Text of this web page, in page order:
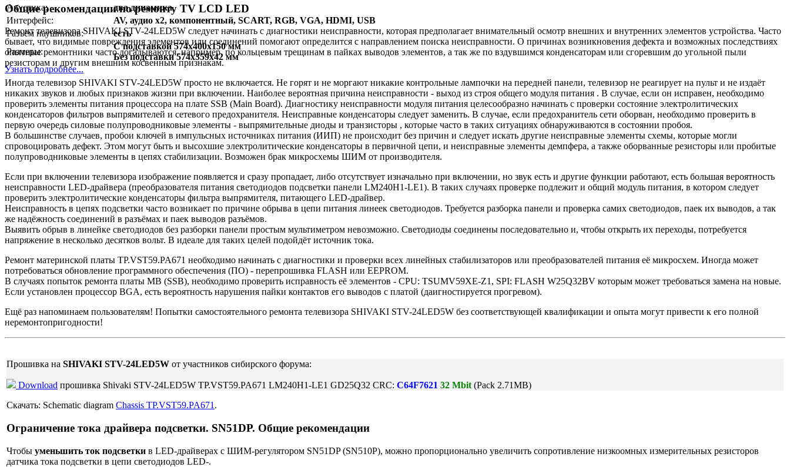
Акустика:
два динамика
Интерфейс:
AV, аудио x2, компонентный, SCART, RGB, VGA, HDMI, USB
Разъём наушников:
есть
Размеры:
C подставкой 574x400x150 мм
Без подставки 574x359x42 мм
Узнать подробнее...
Общие рекомендации по ремонту TV LCD LED
Ремонт телевизора SHIVAKI STV-24LED5W следует начинать с диагностики неисправности, которая предполагает внимательный осмотр внешних и внутренних элементов устройства. Часто
бывает, что видимые повреждения элементов или соединений помогают определится с направлением поиска неисправности. О причинах возникновения дефекта и возможных последствиях
опытные ремонтники часто догадываются, например, по кольцевым трещинам в пайках выводов элементов, а так же по вздувшимся конденсаторам или сгоревшим до угольной пыли
резисторам и другим внешним косвенным признакам.
Иногда телевизор SHIVAKI STV-24LED5W просто не включается. Не горят и не моргают никакие контрольные лампочки на передней панели, телевизор не реагирует на пульт и не издаёт
никаких звуков и любых признаков жизни при включении. Наиболее вероятная причина неисправности - выход из строя общего модуля питания . В случае, если он исправен, необходимо
проверить элементы питания процессора на плате SSB (Main Board). Диагностику неисправности модуля питания целесообразно начинать с проверки состояние электролитических
конденсаторов фильтров выпрямителей и сетевого предохранителя. Неисправные конденсаторы следует заменить. В случае, если предохранитель сети оборван, необходимо проверить в
первую очередь силовые полупроводниковые элементы - выпрямительные диоды и транзисторы , которые часто в таких ситуациях обнаруживаются в состоянии пробоя.
В большинстве случаев, пробои ключей в импульсных источниках питания (ИИП) не происходит без причин и следует искать другие неисправные элементы схемы, которые могли
спровоцировать дефект. Этом могут быть и высохшие электролитические конденсаторы в первичной цепи, и неисправные элементы демпфера, а также оборванные резисторы или пробитые
полупроводниковые элементы в цепях стабилизации. Возможен брак микросхемы ШИМ от производителя.
Если при включении телевизора изображение появляется и сразу пропадает, либо отсутствует изначально при включении, но звук есть и другие функции работают, есть большая вероятность
неисправности LED-драйвера (преобразователя питания светодиодов подсветки панели LM240H1-LE1). В таких случаях проверке подлежит и общий модуль питания, в котором следует
проверить электролитические конденсаторы фильтра выпрямителя, питающего LED-драйвер.
Неисправность в цепях подсветки часто возникает по причине обрыва в цепи питания линеек светодиодов. Требуется разборка панели и проверка самих светодиодов, паек их выводов, а так
же надёжность соединений в разъёмах и паек выводов разъёмов.
Выявить обрыв в линейке светодиодов без разборки панели простым мультиметром невозможно. Светодиоды соединены последовательно и, чтобы открыть их переходы, потребуется
напряжение в несколько десятков вольт. В идеале для таких целей подойдёт источник тока.
Ремонт материнской платы TP.VST59.PA671 необходимо начинать с диагностики и проверки всех линейных стабилизаторов или преобразователей питания её микросхем. Иногда может
потребоваться обновление программного обеспечения (ПО) - перепрошивка FLASH или EEPROM.
В случаях попыток ремонта платы MB (SSB), необходимо проверить исправность её элементов - CPU: TSUMV59XE-Z1, SPI: FLASH W25Q32BV которым может требоваться замена на новые.
Если установлен процессор BGA, есть вероятность нарушения пайки контактов его выводов с платой (даигностируется прогревом).
Ещё раз напоминаем пользователям! Попытки самостоятельного ремонта телевизора SHIVAKI STV-24LED5W без соответствующей квалификации и опыта могут привести к его полной
неремонтопригодности!
Прошивка на SHIVAKI STV-24LED5W от участников сибирского форума:
Download прошивка Shivaki STV-24LED5W TP.VST59.PA671 LM240H1-LE1 GD25Q32 CRC: C64F7621 32 Mbit (Pack 2.71MB)
Скачать: Schematic diagram Chassis TP.VST59.PA671 .
Ограничение тока драйвера подсветки. SN51DP. Общие рекомендации
Чтобы уменьшить ток подсветки в LED-драйверах с ШИМ-регулятором SN51DP (SN510P), можно пропорционально увеличить сопротивление низкоомных измерительных резисторов
датчика тока подсветки в цепи светодиодов LED-.